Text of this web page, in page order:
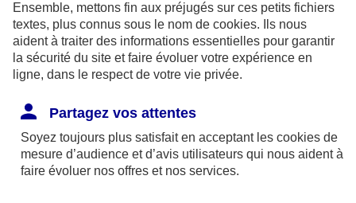
La cybersécurité prévention et bonnes
pratiques
Que vous utilisiez votre ordinateur pour
travailler, pour surfer sur Internet ou tout
Ensemble, mettons fin aux préjugés sur ces petits fichiers
textes, plus connus sous le nom de cookies. Ils nous
aident à traiter des informations essentielles pour garantir
la sécurité du site et faire évoluer votre expérience en
ligne, dans le respect de votre vie privée.
Partagez vos attentes
Soyez toujours plus satisfait en acceptant les cookies de
mesure d’audience et d’avis utilisateurs qui nous aident à
faire évoluer nos offres et nos services.